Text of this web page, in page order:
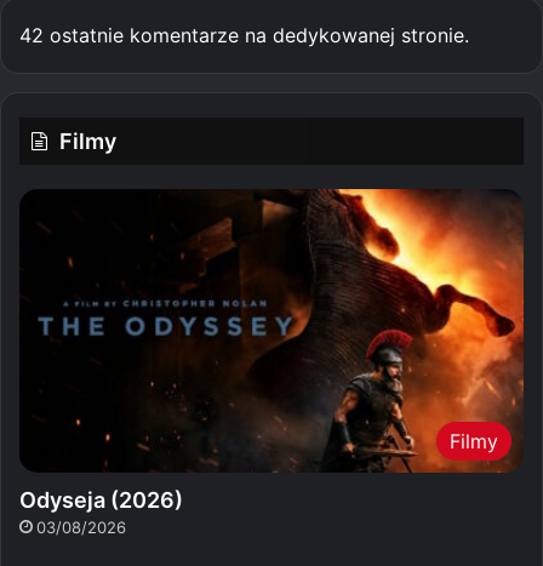
42 ostatnie komentarze na dedykowanej stronie.
Filmy
Filmy
Odyseja (2026)
03/08/2026